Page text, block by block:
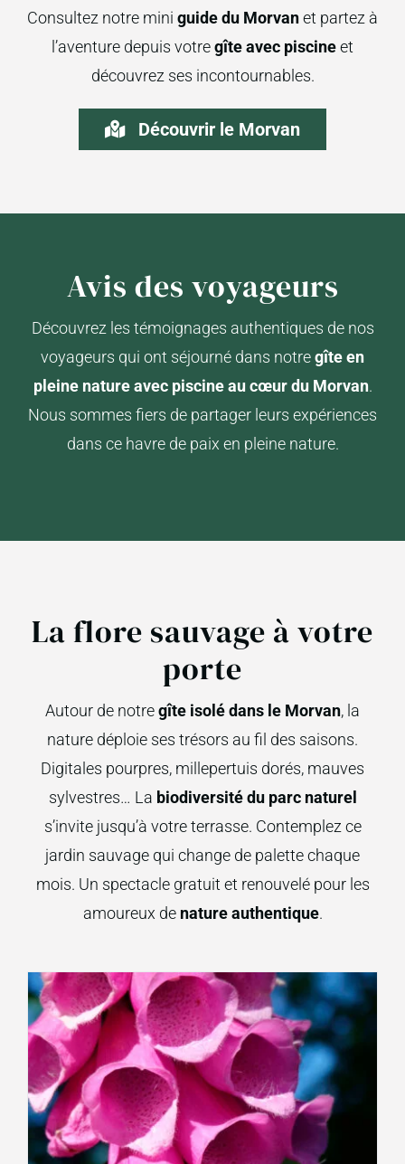
Consultez notre mini guide du Morvanet partez à
l’aventure depuis votregîte avec piscineet
découvrez ses incontournables.
Découvrir le Morvan
Avis des voyageurs
Découvrez les témoignages authentiques de nos
voyageurs qui ont séjourné dans notregîte en
pleine nature avec piscine au cœur du Morvan.
Nous sommes fiers de partager leurs expériences
dans ce havre de paix en pleine nature.
La flore sauvage à votre
porte
Autour de notregîte isolé dans le Morvan, la
nature déploie ses trésors au fil des saisons.
Digitales pourpres, millepertuis dorés, mauves
sylvestres… La biodiversité du parc naturel
s’invite jusqu’à votre terrasse. Contemplez ce
jardin sauvage qui change de palette chaque
mois. Un spectacle gratuit et renouvelé pour les
amoureux de nature authentique.